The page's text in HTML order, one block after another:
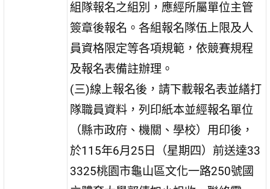
組隊報名之組別，應經所屬單位主管
簽章後報名。各組報名隊伍上限及人
員資格限定等各項規範，依競賽規程
及報名表備註辦理。
(三)線上報名後，請下載報名表並繕打
隊職員資料，列印紙本並經報名單位
（縣市政府、機關、學校）用印後，
於115年6月25日（星期四）前送達33
3325桃園市龜山區文化一路250號國